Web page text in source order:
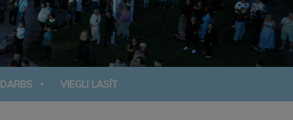
DARBS VIEGLI LASĪT